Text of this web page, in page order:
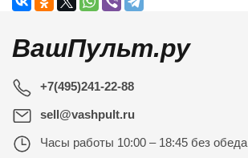
ВашПульт.ру
+7(495)241-22-88
sell@vashpult.ru
Часы работы 10:00 – 18:45 без обеда